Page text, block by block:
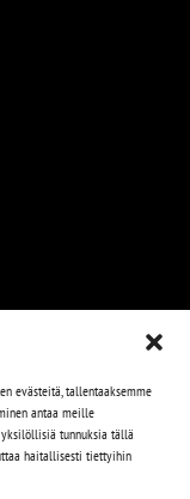
evästeitä, tallentaaksemme
antaa meille
tunnuksia tällä
haitallisesti tiettyihin